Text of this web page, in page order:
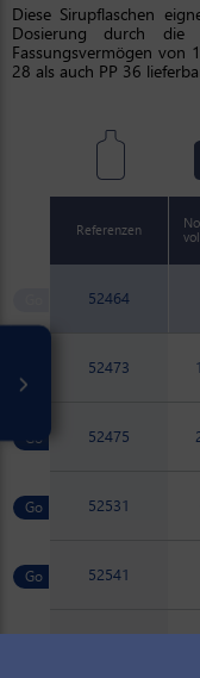
Diese Sirupflaschen
Dosierung durch die
Fassungsvermögen
28 als auch PP 36
Referenzen
52464
52473
52475
52531
52541